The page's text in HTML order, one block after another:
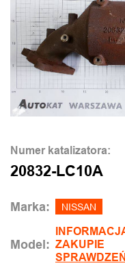
Numer katalizatora:
20832-LC10A
Marka: NISSAN
Model: ZAKUPIE
SPRAWDZEŃ